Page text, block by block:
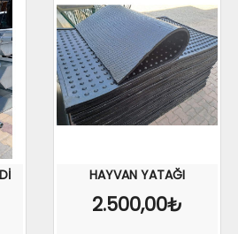
HAYVAN YATAĞI
2.500,00₺